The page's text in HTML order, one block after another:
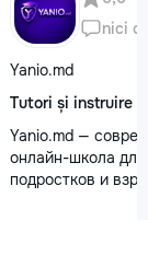
nici o
Yanio.md
Tutori și instruire
Yanio.md —
онлайн-школа для
подростков и